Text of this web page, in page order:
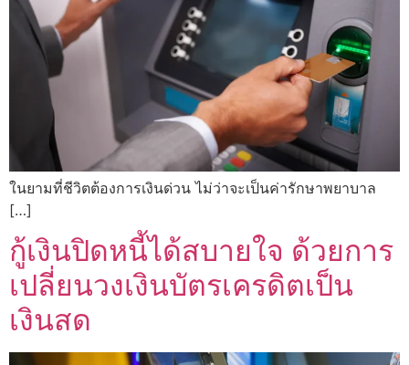
ในยามที่ชีวิตต้องการเงินด่วน ไม่ว่าจะเป็นค่ารักษาพยาบาล
[…]
กู้เงินปิดหนี้ได้สบายใจ ด้วยการ
เปลี่ยนวงเงินบัตรเครดิตเป็น
เงินสด